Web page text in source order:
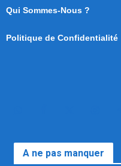
Qui Sommes-Nous ?
Politique de Confidentialité
A ne pas manquer